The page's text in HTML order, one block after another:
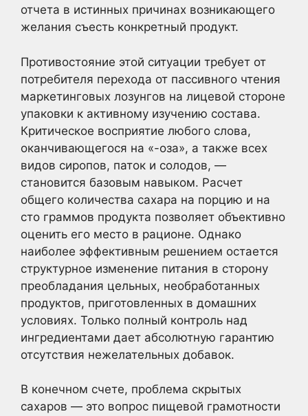
отчета в истинных причинах возникающего
желания съесть конкретный продукт.
Противостояние этой ситуации требует от
потребителя перехода от пассивного чтения
маркетинговых лозунгов на лицевой стороне
упаковки к активному изучению состава.
Критическое восприятие любого слова,
оканчивающегося на «-оза», а также всех
видов сиропов, паток и солодов, —
становится базовым навыком. Расчет
общего количества сахара на порцию и на
сто граммов продукта позволяет объективно
оценить его место в рационе. Однако
наиболее эффективным решением остается
структурное изменение питания в сторону
преобладания цельных, необработанных
продуктов, приготовленных в домашних
условиях. Только полный контроль над
ингредиентами дает абсолютную гарантию
отсутствия нежелательных добавок.
В конечном счете, проблема скрытых
сахаров — это вопрос пищевой грамотности